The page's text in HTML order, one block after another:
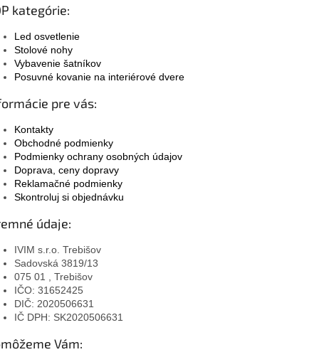
kategórie:
Led osvetlenie
Stolové nohy
Vybavenie šatníkov
Posuvné kovanie na interiérové dvere
pre vás:
Kontakty
Obchodné podmienky
Podmienky ochrany osobných údajov
Doprava, ceny dopravy
Reklamačné podmienky
Skontroluj si objednávku
údaje:
IVIM s.r.o. Trebišov
Sadovská 3819/13
075 01 , Trebišov
IČO: 31652425
DIČ: 2020506631
IČ DPH: SK2020506631
Vám: